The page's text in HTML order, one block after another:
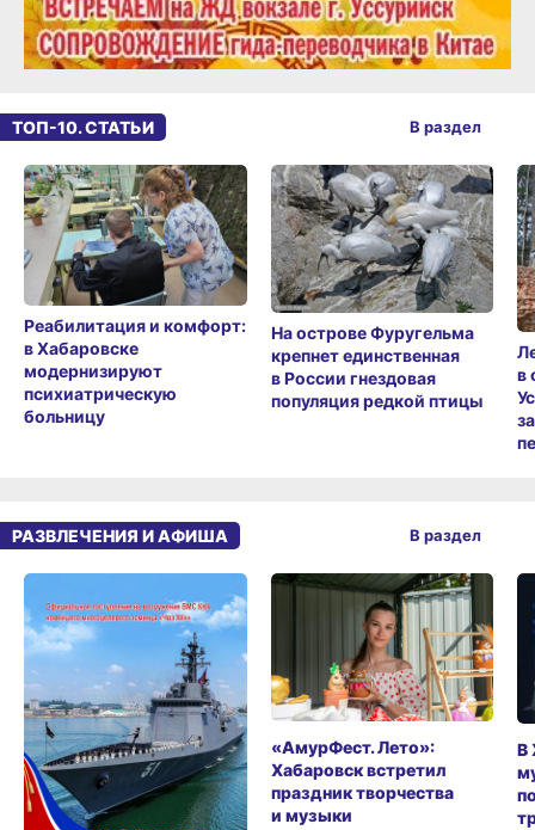
ТОП-10. СТАТЬИ
Реабилитация и комфорт:
в Хабаровске
модернизируют
психиатрическую
больницу
На острове Фуругельма
крепнет единственная
в России гнездовая
популяция редкой птицы
в
В раздел
РАЗВЛЕЧЕНИЯ И АФИША
«АмурФест. Лето»:
Хабаровск встретил
праздник творчества
и музыки
В
В раздел